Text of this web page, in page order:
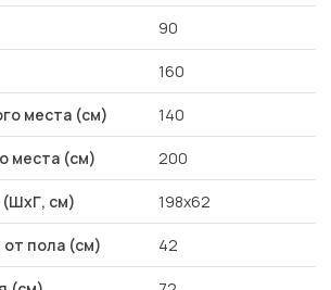
90
160
места (см) 140
места (см) 200
(ШхГ, см) 198х62
пола (см) 42